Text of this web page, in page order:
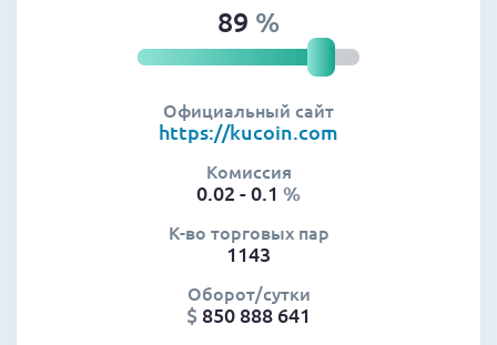
89 %
Официальный сайт
https://kucoin.com
Комиссия
0.02 - 0.1 %
К-во торговых пар
1143
Оборот/сутки
$ 850 888 641